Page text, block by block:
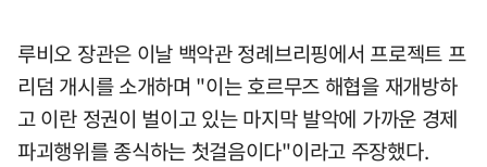
루비오 장관은 이날 백악관 정례브리핑에서 프로젝트 프
리덤 개시를 소개하며 "이는 호르무즈 해협을 재개방하
고 이란 정권이 벌이고 있는 마지막 발악에 가까운 경제
파괴행위를 종식하는 첫걸음이다"이라고 주장했다.